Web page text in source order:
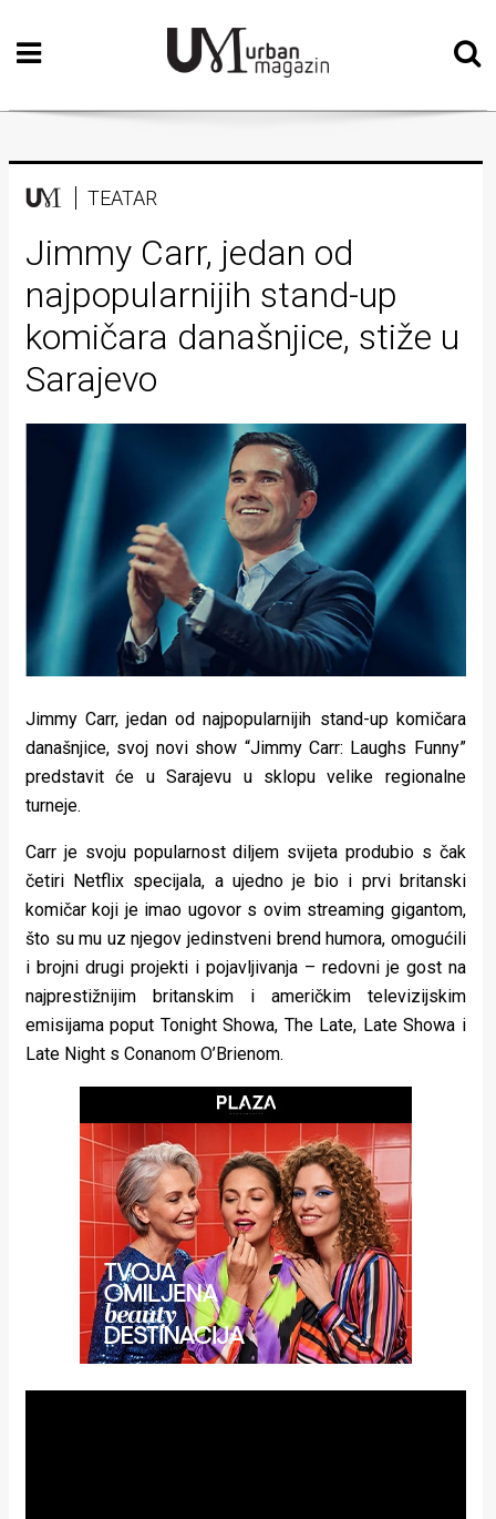
Početna
Vizualne
Teatar
Književnost
Muzika
Film
Intervju
Kolumne
Kultura
Lifestyle
Beauty
Fashion
Zdravlje
stolom
Život
pokretu
Ideje
koje
rade
Urban
Aktivizam
Aktuelnosti
TEATAR
Jimmy Carr, jedan od
najpopularnijih stand-up
komičara današnjice, stiže u
Sarajevo
Jimmy Carr, jedan od najpopularnijih stand-up komičara
današnjice, svoj novi show “Jimmy Carr: Laughs Funny”
predstavit će u Sarajevu u sklopu velike regionalne
turneje.
Carr je svoju popularnost diljem svijeta produbio s čak
četiri Netflix specijala, a ujedno je bio i prvi britanski
komičar koji je imao ugovor s ovim streaming gigantom,
što su mu uz njegov jedinstveni brend humora, omogućili
i brojni drugi projekti i pojavljivanja – redovni je gost na
najprestižnijim britanskim i američkim televizijskim
emisijama poput Tonight Showa, The Late, Late Showa i
Late Night s Conanom O’Brienom.